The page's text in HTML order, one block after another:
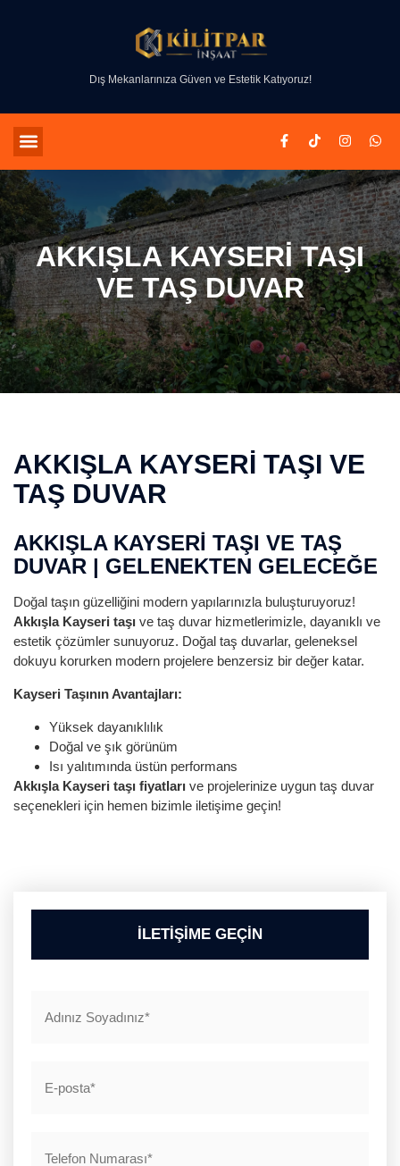
Dış Mekanlarınıza Güven ve Estetik Katıyoruz!
AKKIŞLA KAYSERI TAŞI
VE TAŞ DUVAR
AKKIŞLA KAYSERI TAŞI VE
TAŞ DUVAR
AKKIŞLA KAYSERI TAŞI VE TAŞ
DUVAR | GELENEKTEN GELECEĞE
Doğal taşın güzelliğini modern yapılarınızla buluşturuyoruz!
Akkışla Kayseri taşı ve taş duvar hizmetlerimizle, dayanıklı ve
estetik çözümler sunuyoruz. Doğal taş duvarlar, geleneksel
dokuyu korurken modern projelere benzersiz bir değer katar.
Kayseri Taşının Avantajları:
Yüksek dayanıklılık
Doğal ve şık görünüm
Isı yalıtımında üstün performans
Akkışla Kayseri taşı fiyatları ve projelerinize uygun taş duvar
seçenekleri için hemen bizimle iletişime geçin!
İLETİŞİME GEÇİN